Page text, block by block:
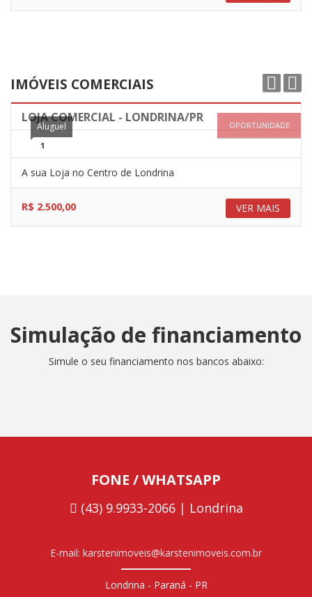
IMÓVEIS COMERCIAIS
Aluguel OPORTUNIDADE
LOJA COMERCIAL - LONDRINA/PR
1
A sua Loja no Centro de Londrina
VER MAIS
R$ 2.500,00
Simulação de financiamento
Simule o seu financiamento nos bancos abaixo:
FONE / WHATSAPP
(43) 9.9933-2066 | Londrina
E-mail: karstenimoveis@karstenimoveis.com.br
Londrina - Paraná - PR